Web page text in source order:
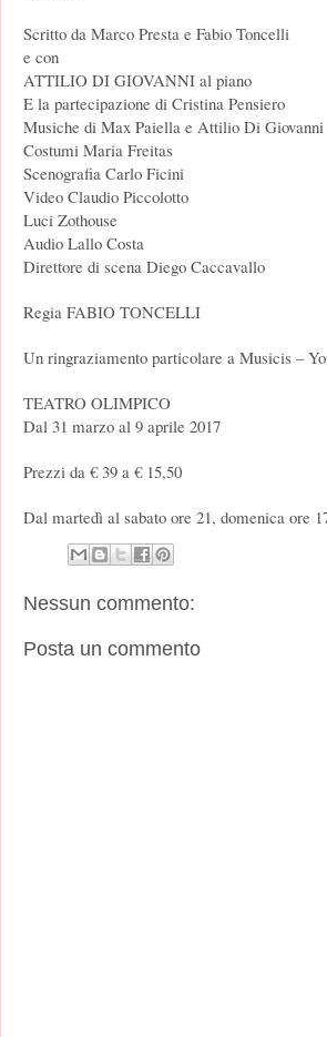
Scritto da Marco Presta e Fabio Toncelli
e con
ATTILIO DI GIOVANNI al piano
E la partecipazione di Cristina Pensiero
Musiche di Max Paiella e Attilio Di Giovanni
Costumi Maria Freitas
Scenografia Carlo Ficini
Video Claudio Piccolotto
Luci Zothouse
Audio Lallo Costa
Direttore di scena Diego Caccavallo
Regia FABIO TONCELLI
Un ringraziamento particolare a Musicis –
TEATRO OLIMPICO
Dal 31 marzo al 9 aprile 2017
Prezzi da € 39 a € 15,50
Dal martedì al sabato ore 21, domenica ore
Nessun commento:
Posta un commento